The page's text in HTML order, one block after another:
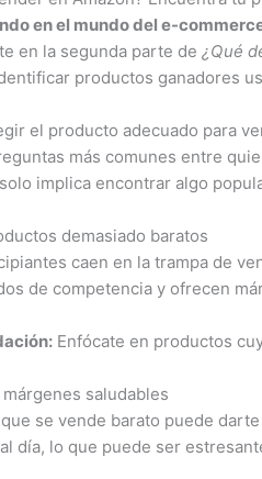
en el mundo del e-
en la segunda parte de ¿Qué
productos ganadores
el producto adecuado para
más comunes entre
implica encontrar algo
demasiado baratos
caen en la trampa de
de competencia y ofrecen
Enfócate en productos
saludables
se vende barato puede
día, lo que puede ser